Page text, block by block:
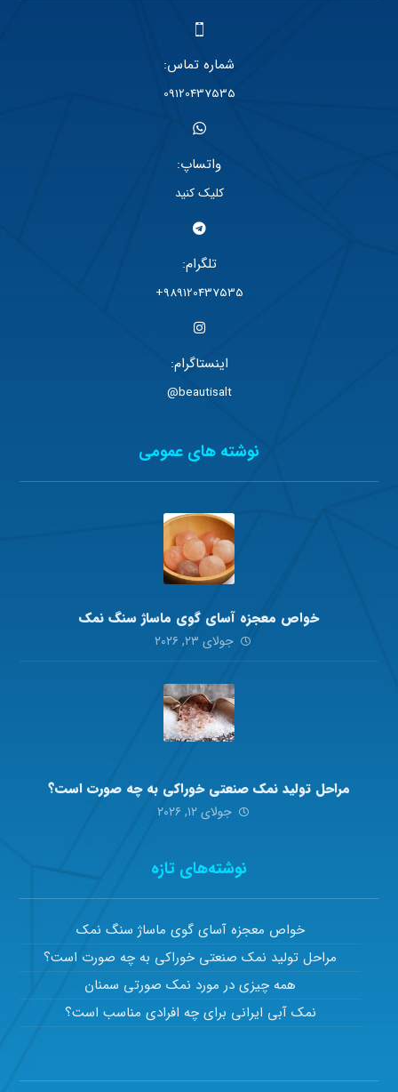
شماره تماس:
09120437535
واتساپ:
کلیک کنید
تلگرام:
989120437535+
اینستاگرام:
beautisalt@
نوشته های عمومی
خواص معجزه آسای گوی ماساژ سنگ نمک
جولای ۲۳, ۲۰۲۶
مراحل تولید نمک صنعتی خوراکی به چه صورت است؟
جولای ۱۲, ۲۰۲۶
نوشته‌های تازه
خواص معجزه آسای گوی ماساژ سنگ نمک
مراحل تولید نمک صنعتی خوراکی به چه صورت است؟
همه چیزی در مورد نمک صورتی سمنان
نمک آبی ایرانی برای چه افرادی مناسب است؟